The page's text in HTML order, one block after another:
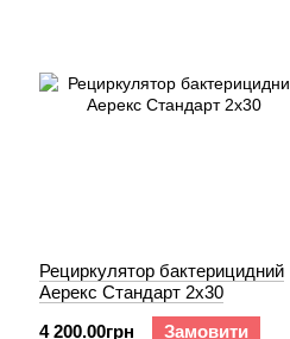
Рециркулятор бактерицидний
Аерекс Стандарт 2x30
4 200.00грн
Замовити